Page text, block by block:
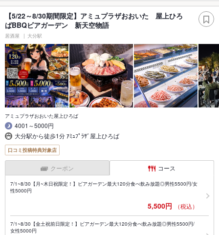
【5/22～8/30期間限定】アミュプラザおおいた 屋上ひろ
ばBBQビアガーデン 新天空物語
居酒屋 大分駅
アミュプラザおおいた屋上ひろば
4001～5000円
大分駅から徒歩1分 ｱﾐｭﾌﾟﾗｻﾞ屋上ひろば
口コミ投稿特典対象店
クーポン コース
7/1~8/30【月~木日祝限定！】ビアガーデン最大120分食べ飲み放題◎男性5500円/女
性5000円
5,500円 （税込）
7/1~8/30【金土祝前日限定！】ビアガーデン最大120分食べ飲み放題◎男性5500円/
女性5000円